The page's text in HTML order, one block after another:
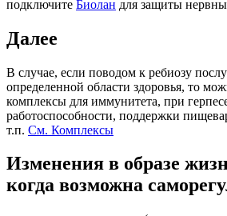
подключите Биолан для защиты
Далее
В случае, если поводом к ребиозу
определенной области здоровья, то
комплексы для иммунитета, при
работоспособности, поддержки
т.п. См. Комплексы
Изменения в образе
когда возможна